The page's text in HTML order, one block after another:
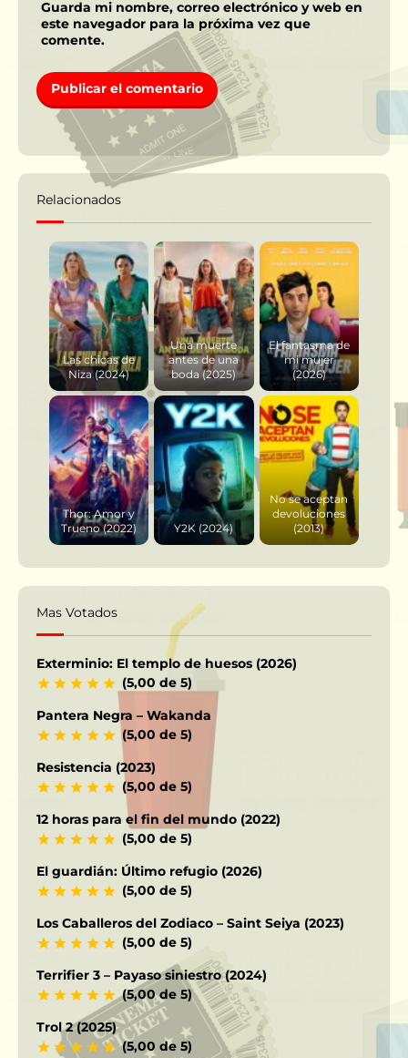
Guarda mi nombre, correo electrónico y web en
este navegador para la próxima vez que
comente.
Relacionados
Las chicas de
Niza (2024)
Una muerte
antes de una
boda (2025)
El fantasma de
mi mujer
(2026)
Thor: Amor y
Trueno (2022)
Y2K (2024)
No se aceptan
devoluciones
(2013)
Mas Votados
Exterminio: El templo de huesos (2026)
(5,00 de 5)
Pantera Negra – Wakanda
(5,00 de 5)
Resistencia (2023)
(5,00 de 5)
12 horas para el fin del mundo (2022)
(5,00 de 5)
El guardián: Último refugio (2026)
(5,00 de 5)
Los Caballeros del Zodiaco – Saint Seiya (2023)
(5,00 de 5)
Terrifier 3 – Payaso siniestro (2024)
(5,00 de 5)
Trol 2 (2025)
(5,00 de 5)